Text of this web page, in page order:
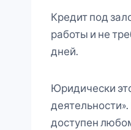
Кредит под
работы и не
дней.
Юридически
доступен